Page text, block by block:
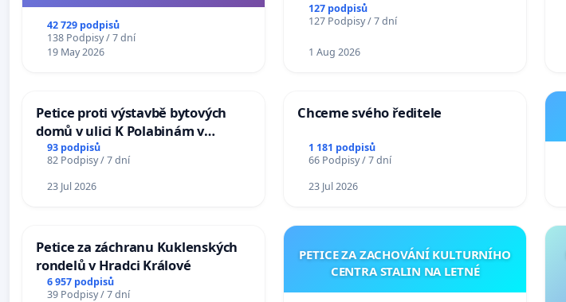
na přijetí usnesení k podání ústavní
žaloby na prezidenta republiky
42 729 podpisů
138 Podpisy / 7 dní
19 May 2026
127 podpisů
127 Podpisy / 7 dní
1 Aug 2026
Petice proti výstavbě bytových
domů v ulici K Polabinám v
Pardubicích
93 podpisů
82 Podpisy / 7 dní
23 Jul 2026
Chceme svého ředitele
1 181 podpisů
66 Podpisy / 7 dní
23 Jul 2026
Petice za záchranu Kuklenských
rondelů v Hradci Králové
6 957 podpisů
39 Podpisy / 7 dní
PETICE ZA ZACHOVÁNÍ KULTURNÍHO
CENTRA STALIN NA LETNÉ